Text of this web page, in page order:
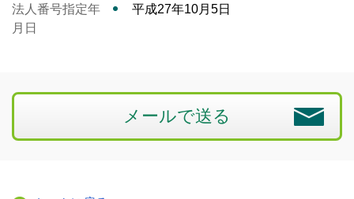
法人番号指定年
月日
平成27年10月5日
メールで送る